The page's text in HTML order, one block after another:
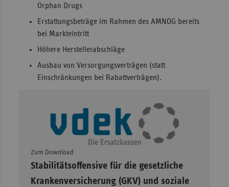
Orphan Drugs
Erstattungsbeträge im Rahmen des AMNOG bereits
bei Markteintritt
Höhere Herstellerabschläge
Ausbau von Versorgungsverträgen (statt
Einschränkungen bei Rabattverträgen).
Zum Download
–
Stabilitätsoffensive für die gesetzliche
Krankenversicherung (GKV) und soziale